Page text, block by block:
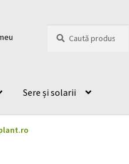
după:
Sere și solarii